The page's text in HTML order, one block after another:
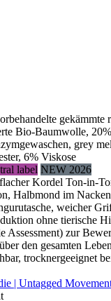
gekämmte
Bio-Baumwolle,
grey
6% Viskose
label NEW 2026
Kordel Ton-in-
Halbmond im
weicher
ohne tierische
Assessment) zur
den gesamten
trocknergeeignet
| Untagged